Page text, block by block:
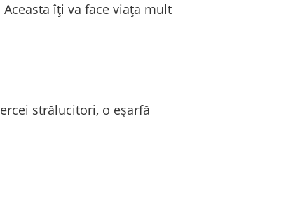
îți va face viața mult
strălucitori, o eșarfă